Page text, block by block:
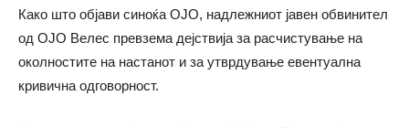
Како што објави синоќа ОЈО, надлежниот јавен обвинител
од ОЈО Велес превзема дејствија за расчистување на
околностите на настанот и за утврдување евентуална
кривична одговорност.